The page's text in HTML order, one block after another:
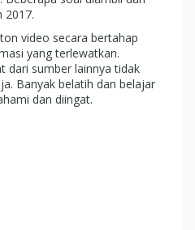
2017.
video secara bertahap
yang terlewatkan.
dari sumber lainnya tidak
Banyak belatih dan belajar
dan diingat.